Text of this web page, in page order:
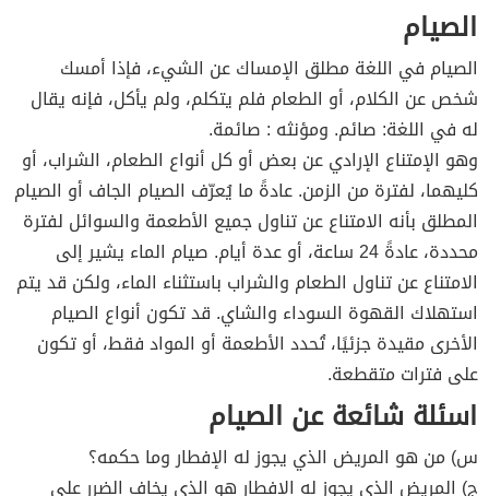
الصيام
الصيام في اللغة مطلق الإمساك عن الشيء، فإذا أمسك
شخص عن الكلام، أو الطعام فلم يتكلم، ولم يأكل، فإنه يقال
له في اللغة: صائم. ومؤنثه : صائمة.
وهو الإمتناع الإرادي عن بعض أو كل أنواع الطعام، الشراب، أو
كليهما، لفترة من الزمن. عادةً ما يُعرّف الصيام الجاف أو الصيام
المطلق بأنه الامتناع عن تناول جميع الأطعمة والسوائل لفترة
محددة، عادةً 24 ساعة، أو عدة أيام. صيام الماء يشير إلى
الامتناع عن تناول الطعام والشراب باستثناء الماء، ولكن قد يتم
استهلاك القهوة السوداء والشاي. قد تكون أنواع الصيام
الأخرى مقيدة جزئيًا، تُحدد الأطعمة أو المواد فقط، أو تكون
على فترات متقطعة.
اسئلة شائعة عن الصيام
س) من هو المريض الذي يجوز له الإفطار وما حكمه؟
ج) المريض الذي يجوز له الإفطار هو الذي يخاف الضرر على